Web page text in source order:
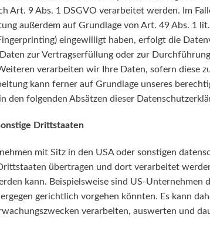
Art. 9 Abs. 1 DSGVO verarbeitet werden. Im
außerdem auf Grundlage von Art. 49 Abs. 1
eingewilligt haben, erfolgt die
zur Vertragserfüllung oder zur
verarbeiten wir Ihre Daten, sofern
kann ferner auf Grundlage unseres
den folgenden Absätzen dieser
Drittstaaten
mit Sitz in den USA oder sonstigen
übertragen und dort verarbeitet
kann. Beispielsweise sind US-
gerichtlich vorgehen könnten. Es kann
verarbeiten, auswerten und